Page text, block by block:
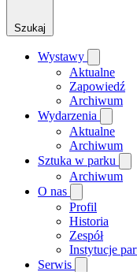
Szukaj
Wystawy
Aktualne
Zapowiedź
Archiwum
Wydarzenia
Aktualne
Archiwum
Sztuka w parku
Archiwum
O nas
Profil
Historia
Zespół
Instytucje
Serwis